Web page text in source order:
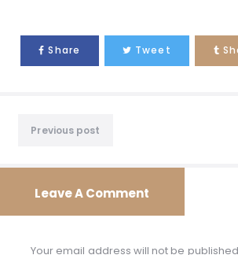
Share Tweet
Previous post
Leave A Comment
Your email address will not be